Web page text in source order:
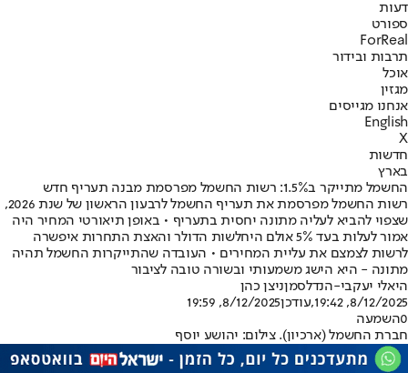
דעות
ספורט
ForReal
תרבות ובידור
אוכל
מגזין
אנחנו מגייסים
English
X
חדשות
בארץ
החשמל מתייקר ב1.5%: רשות החשמל מפרסמת מבנה תעריף חדש
רשות החשמל מפרסמת את תעריף החשמל לרבעון הראשון של שנת 2026,
שצפוי להביא לעליה מתונה יחסית בתעריף • באופן תיאורטי המחיר היה
אמור לעלות בעד 5% אולם היחלשות הדולר והאצת התחרות איפשרה
לרשות לצמצם את עליית המחירים • העובדה שהתייקרות החשמל תהיה
מתונה - היא הישג משמעותי ובשורה טובה לציבור
היאלי יעקבי-הנדלסמןניצן כהן
8/12/2025, 19:42
,עודכן8/12/2025, 19:59
0השמעה
חברת החשמל (ארכיון). צילום: יהושע יוסף